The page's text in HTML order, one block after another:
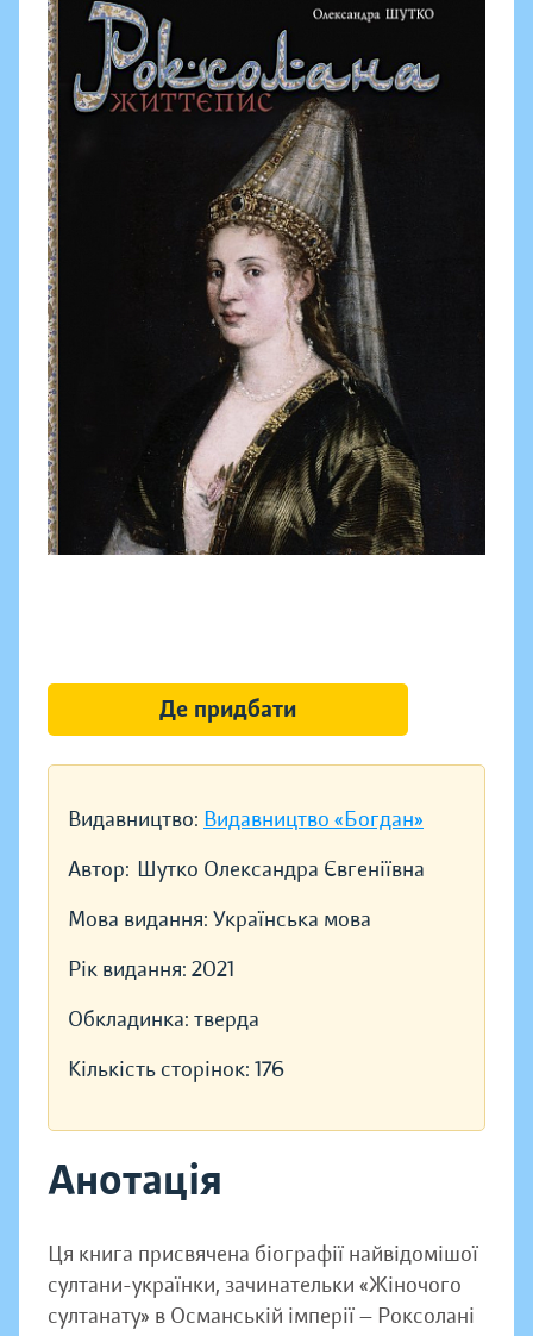
Видавництво: Видавництво «Богдан»
Автор: Шутко Олександра Євгеніївна
Мова видання: Українська мова
Рік видання: 2021
Обкладинка: тверда
Кількість сторінок: 176
Анотація
Ця книга присвячена біографії найвідомішої
султани-українки, зачинательки «Жіночого
султанату» в Османській імперії — Роксолані
Де придбати